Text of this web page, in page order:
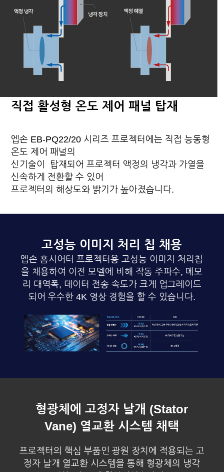
직접 활성형 온도 제어 패널 탑재
엡손 EB-PQ22/20 시리즈 프로젝터에는 직접 능동형
온도 제어 패널의
신기술이 탑재되어 프로젝터 액정의 냉각과 가열을
신속하게 전환할 수 있어
프로젝터의 해상도와 밝기가 높아졌습니다.
고성능 이미지 처리 칩 채용
엡손 홈시어터 프로젝터용 고성능 이미지 처리칩
을 채용하여 이전 모델에 비해 작동 주파수, 메모
리 대역폭, 데이터 전송 속도가 크게 업그레이드
되어 우수한 4K 영상 경험을 할 수 있습니다.
형광체에 고정자 날개 (Stator
Vane) 열교환 시스템 채택
프로젝터의 핵심 부품인 광원 장치에 적용되는 고
정자 날개 열교환 시스템을 통해 형광체의 냉각